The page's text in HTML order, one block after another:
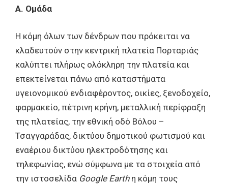
Α. Ομάδα
Η κόμη όλων των δένδρων που πρόκειται να
κλαδευτούν στην κεντρική πλατεία Πορταριάς
καλύπτει πλήρως ολόκληρη την πλατεία και
επεκτείνεται πάνω από καταστήματα
υγειονομικού ενδιαφέροντος, οικίες, ξενοδοχείο,
φαρμακείο, πέτρινη κρήνη, μεταλλική περίφραξη
της πλατείας, την εθνική οδό Βόλου –
Τσαγγαράδας, δικτύου δημοτικού φωτισμού και
εναέριου δικτύου ηλεκτροδότησης και
τηλεφωνίας, ενώ σύμφωνα με τα στοιχεία από
την ιστοσελίδα Google Earthη κόμη τους